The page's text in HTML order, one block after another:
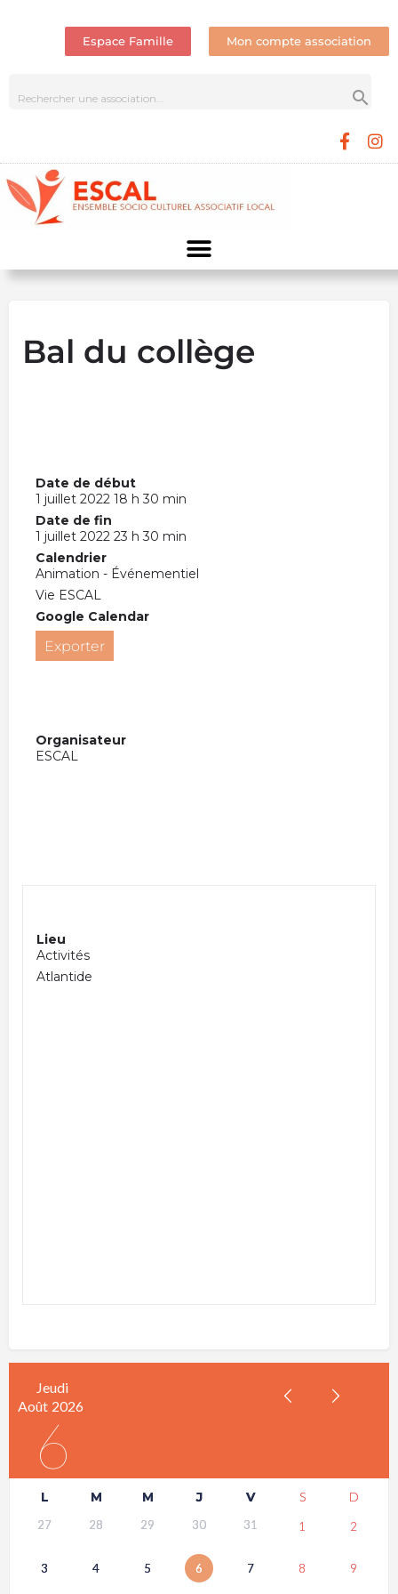
Espace Famille Mon compte association
Bal du collège
Date de début
1 juillet 2022 18 h 30 min
Date de fin
1 juillet 2022 23 h 30 min
Calendrier
Animation - Événementiel
Vie ESCAL
Google Calendar
Exporter
Organisateur
ESCAL
Lieu
Activités
Atlantide
Jeudi
Août 2026
6
L M M J V S D
27 28 29 30 31 1 2
3 4 5 6 7 8 9